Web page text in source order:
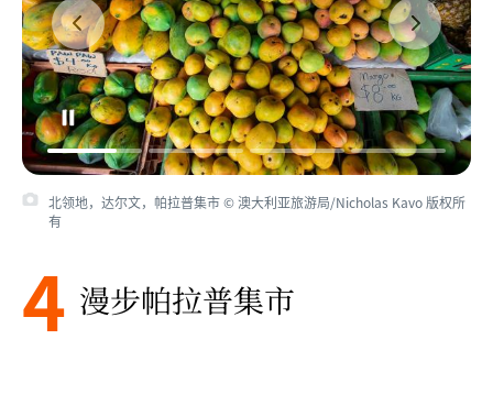
北领地，达尔文，帕拉普集市 © 澳大利亚旅游局/Nicholas Kavo 版权所
有
4 漫步帕拉普集市